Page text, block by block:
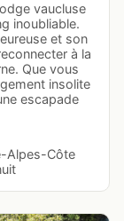
vaucluse
inoubliable.
et son
à la
Que vous
insolite
escapade
Alpes-Côte